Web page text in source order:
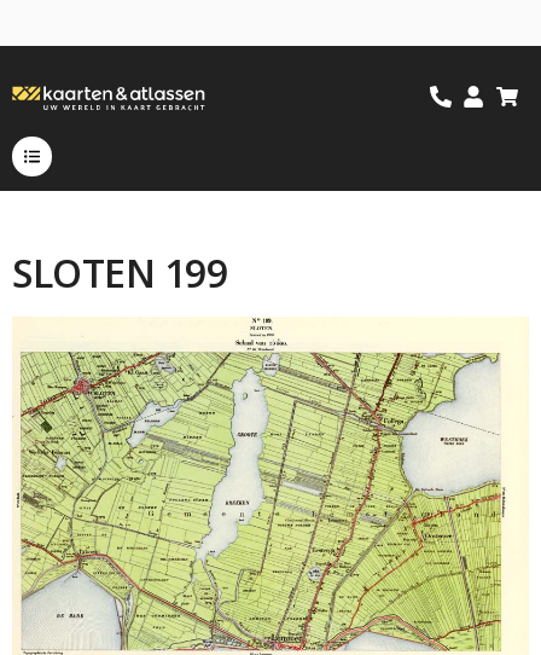
SLOTEN 199